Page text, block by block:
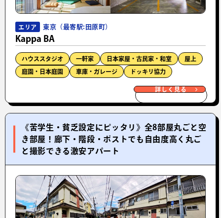
エリア 東京（最寄駅:田原町）
Kappa BA
ハウススタジオ 一軒家 日本家屋・古民家・和室 屋上
庭園・日本庭園 車庫・ガレージ ドッキリ協力
詳しく見る
《苦学生・貧乏設定にピッタリ》全8部屋丸ごと空
き部屋！廊下・階段・ポストでも自由度高く丸ご
と撮影できる激安アパート